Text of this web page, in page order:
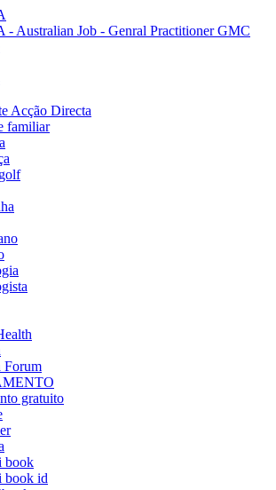
- Australian Job - Genral Practitioner GMC
Acção Directa
familiar
Forum
gratuito
book
book id